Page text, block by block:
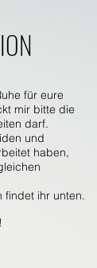
für eure
mir bitte die
darf.
und
haben,
findet ihr unten.